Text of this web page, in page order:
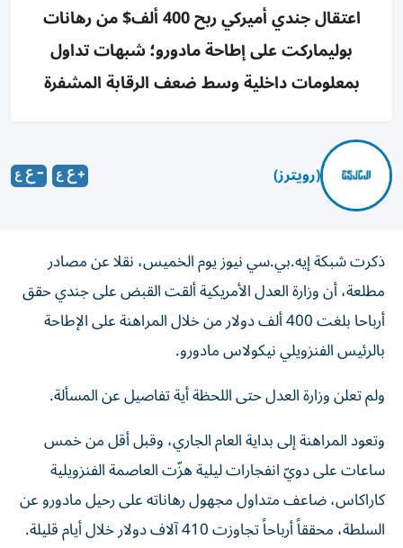
اعتقال جندي أميركي ربح 400 ألف$ من رهانات
بوليماركت على إطاحة مادورو؛ شبهات تداول
بمعلومات داخلية وسط ضعف الرقابة المشفرة
(رويترز)
ذكرت ​شبكة ⁠إيه.بي.سي نيوز يوم ‌الخميس، ‌نقلا عن مصادر
‌مطلعة، أن ⁠وزارة العدل الأمريكية ألقت القبض على جندي حقق ​
أرباحا بلغت 400 ‌ألف دولار من ⁠خلال المراهنة على الإطاحة
بالرئيس ​الفنزويلي ‌نيكولاس ‌مادورو.
ولم تعلن وزارة العدل حتى اللحظة أية تفاصيل عن المسألة.
وتعود المراهنة إلى بداية العام الجاري، وقبل أقل من خمس
ساعات على دويّ انفجارات ليلية هزّت العاصمة الفنزويلية
كاراكاس، ضاعف متداول مجهول رهاناته على رحيل مادورو عن
السلطة، محققاً أرباحاً تجاوزت 410 آلاف دولار خلال أيام قليلة.